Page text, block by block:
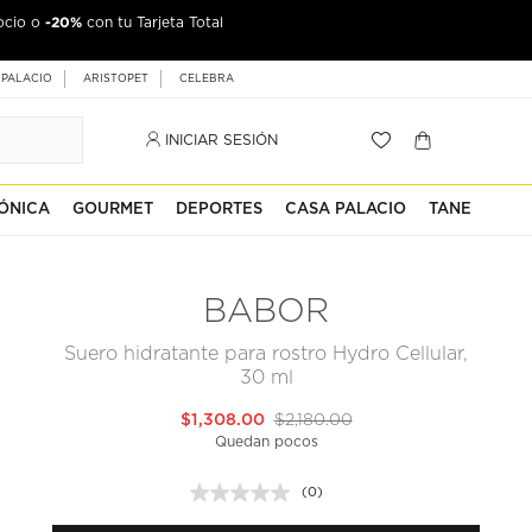
o -20% con tu Tarjeta Total
Palacio
ARISTOPET CELEBRA
INICIAR SESIÓN
GOURMET DEPORTES CASA PALACIO TANE
BABOR
Suero hidratante para rostro Hydro Cellular,
30 ml
$2,180.00
$1,308.00
Quedan pocos
Sin
puntuación.
(0)